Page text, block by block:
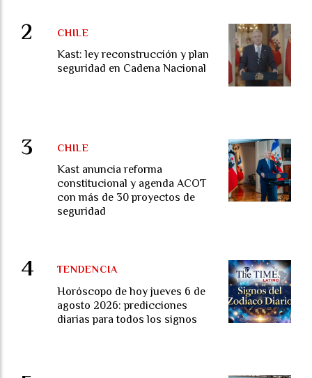
Kast: ley reconstrucción y plan
seguridad en Cadena Nacional
CHILE
Kast anuncia reforma
constitucional y agenda ACOT
con más de 30 proyectos de
seguridad
CHILE
Horóscopo de hoy jueves 6 de
agosto 2026: predicciones
diarias para todos los signos
TENDENCIA